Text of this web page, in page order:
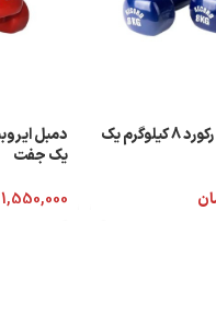
دمبل ایروبیک رکورد 8 کیلوگرم یک
یک جفت
1,550,000